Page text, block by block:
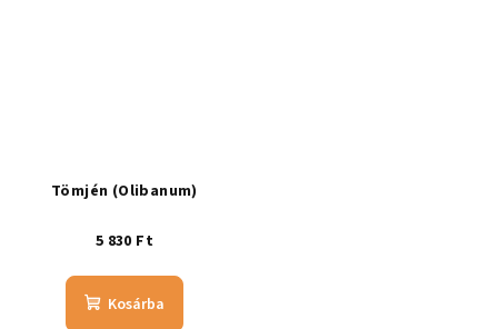
Tömjén (Olibanum)
5 830 Ft
Kosárba